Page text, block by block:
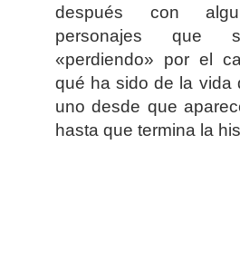
después con
personajes
«perdiendo» por el
qué ha sido de la vida
uno desde que
hasta que termina la